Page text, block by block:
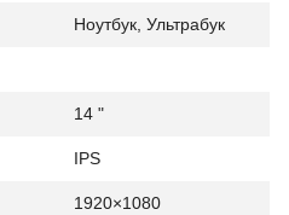
Ноутбук, Ультрабук
14 "
IPS
1920×1080